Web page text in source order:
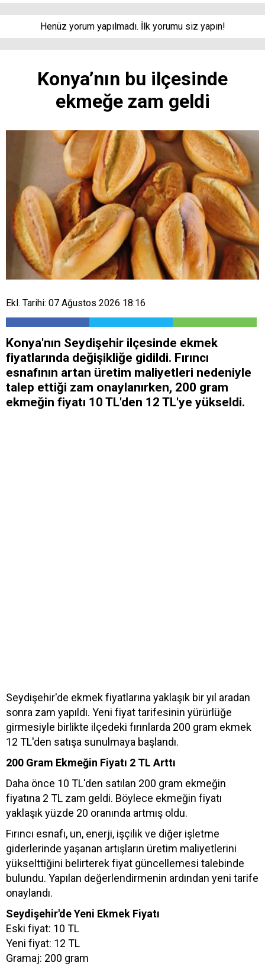
Henüz yorum yapılmadı. İlk yorumu siz yapın!
Konya’nın bu ilçesinde
ekmeğe zam geldi
Ekl. Tarihi: 07 Ağustos 2026 18:16
Konya'nın Seydişehir ilçesinde ekmek
fiyatlarında değişikliğe gidildi. Fırıncı
esnafının artan üretim maliyetleri nedeniyle
talep ettiği zam onaylanırken, 200 gram
ekmeğin fiyatı 10 TL'den 12 TL'ye yükseldi.
Seydişehir'de ekmek fiyatlarına yaklaşık bir yıl aradan
sonra zam yapıldı. Yeni fiyat tarifesinin yürürlüğe
girmesiyle birlikte ilçedeki fırınlarda 200 gram ekmek
12 TL'den satışa sunulmaya başlandı.
200 Gram Ekmeğin Fiyatı 2 TL Arttı
Daha önce 10 TL'den satılan 200 gram ekmeğin
fiyatına 2 TL zam geldi. Böylece ekmeğin fiyatı
yaklaşık yüzde 20 oranında artmış oldu.
Fırıncı esnafı, un, enerji, işçilik ve diğer işletme
giderlerinde yaşanan artışların üretim maliyetlerini
yükselttiğini belirterek fiyat güncellemesi talebinde
bulundu. Yapılan değerlendirmenin ardından yeni tarife
onaylandı.
Seydişehir'de Yeni Ekmek Fiyatı
Eski fiyat: 10 TL
Yeni fiyat: 12 TL
Gramaj: 200 gram